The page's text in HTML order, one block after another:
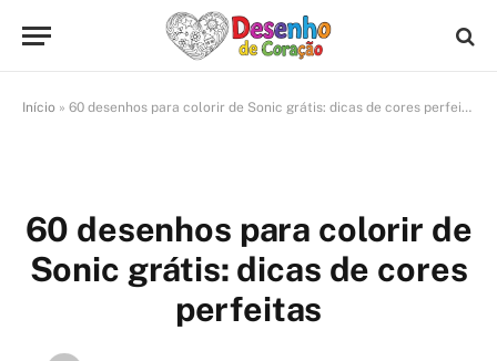
Início » 60 desenhos para colorir de Sonic grátis: dicas de cores perfeitas
60 desenhos para colorir de
Sonic grátis: dicas de cores
perfeitas